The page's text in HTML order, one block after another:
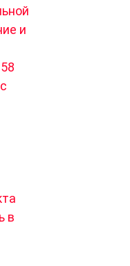
и
в